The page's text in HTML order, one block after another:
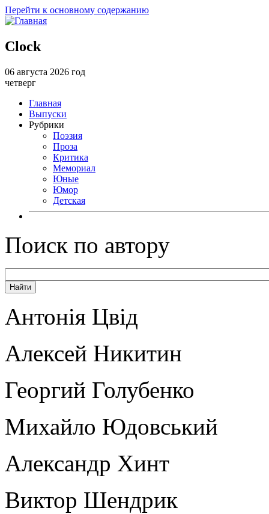
Перейти к основному содержанию
Clock
06 августа 2026 год
четверг
Главная
Выпуски
Рубрики
Поэзия
Проза
Критика
Мемориал
Юные
Юмор
Детская
Поиск по автору
Антонія Цвід
Алексей Никитин
Георгий Голубенко
Михайло Юдовський
Александр Хинт
Виктор Шендрик